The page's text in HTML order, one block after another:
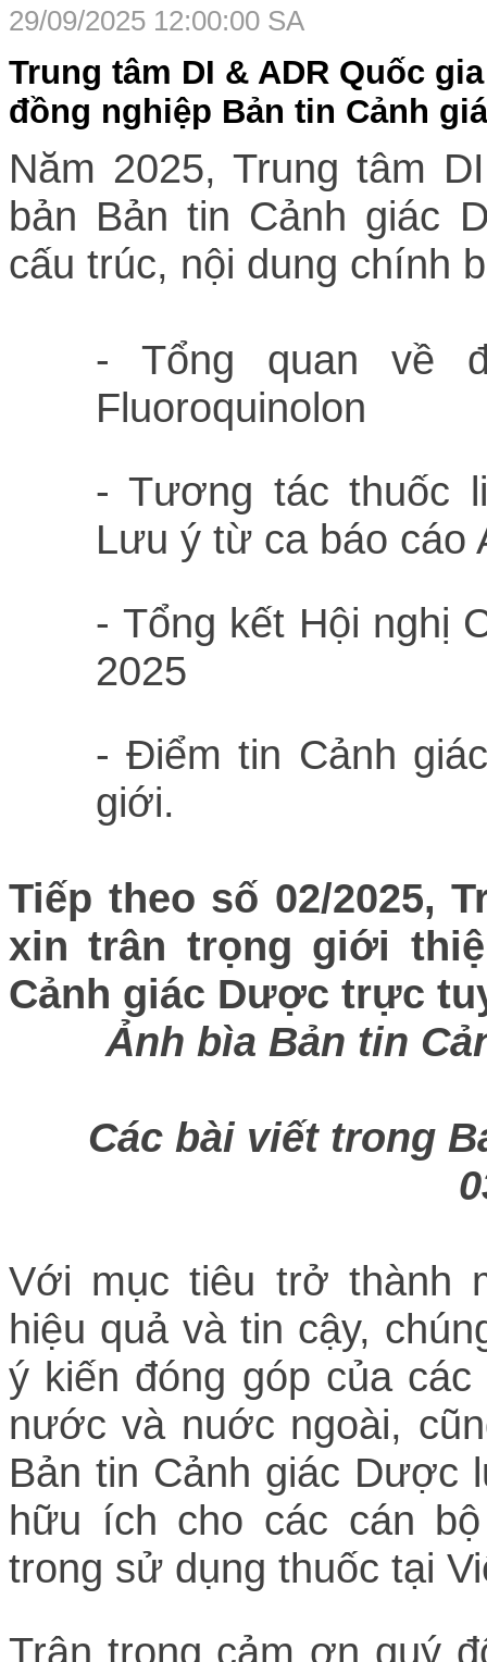
29/09/2025 12:00:00 SA
Trung tâm DI & ADR Quốc
đồng nghiệp Bản tin Cảnh
Năm 2025, Trung tâm
bản Bản tin Cảnh giác
cấu trúc, nội dung chính
- Tổng quan về
Fluoroquinolon
- Tương tác thuốc
Lưu ý từ ca báo cáo
-Tổng kết Hội nghị
2025
- Điểm tin Cảnh
giới.
Tiếp theo số 02/2025,
xin trân trọng giới
Cảnh giác Dược trực
Ảnh bìa Bản tin
Các bài viết trong
Với mục tiêu trở thành
hiệu quả và tin cậy,
ý kiến đóng góp của
nước và nuớc ngoài,
Bản tin Cảnh giác Dược
hữu ích cho các cán
trong sử dụng thuốc tại
Trân trọng cảm ơn quý